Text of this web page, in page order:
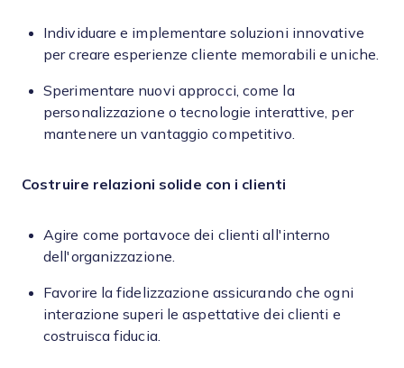
Individuare e implementare soluzioni innovative
per creare esperienze cliente memorabili e uniche.
Sperimentare nuovi approcci, come la
personalizzazione o tecnologie interattive, per
mantenere un vantaggio competitivo.
Costruire relazioni solide con i clienti
Agire come portavoce dei clienti all'interno
dell'organizzazione.
Favorire la fidelizzazione assicurando che ogni
interazione superi le aspettative dei clienti e
costruisca fiducia.